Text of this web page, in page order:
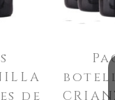
de